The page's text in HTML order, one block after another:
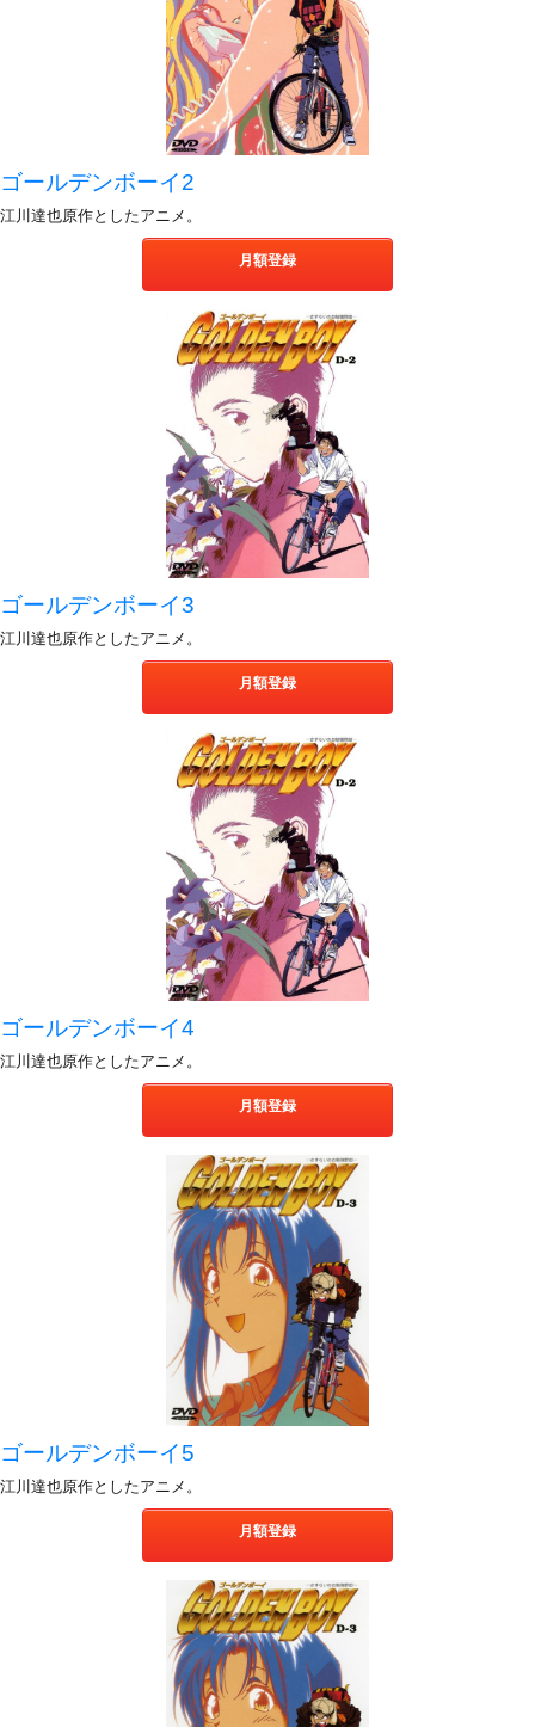
ゴールデンボーイ2
江川達也原作としたアニメ。
月額登録
ゴールデンボーイ3
江川達也原作としたアニメ。
月額登録
ゴールデンボーイ4
江川達也原作としたアニメ。
月額登録
ゴールデンボーイ5
江川達也原作としたアニメ。
月額登録